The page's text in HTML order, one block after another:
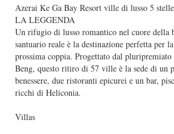
Azerai Ke Ga Bay Resort ville di lusso 5 stelle
LA LEGGENDA
Un rifugio di lusso romantico nel cuore della
santuario reale è la destinazione perfetta per
prossima coppia. Progettato dal
Beng, questo ritiro di 57 ville è la sede di un
benessere, due ristoranti epicurei e un bar,
ricchi di Heliconia.
Villas